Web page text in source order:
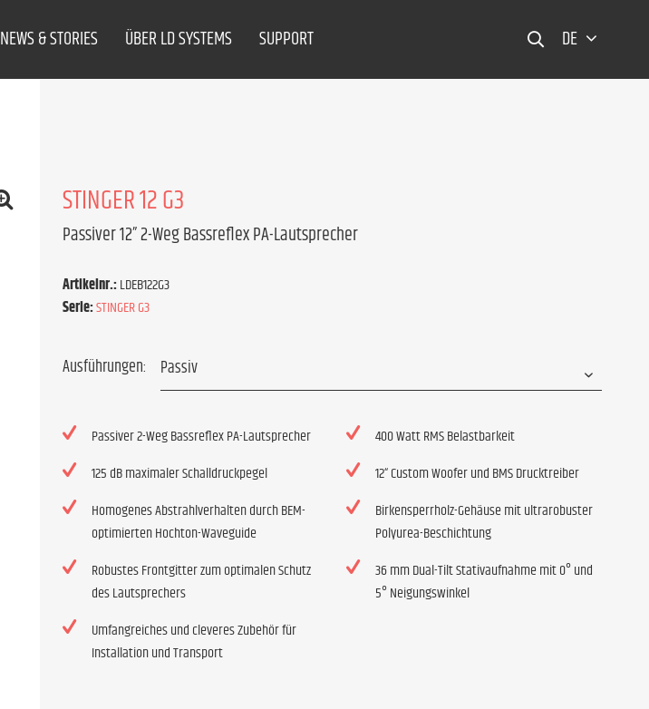
NEWS & STORIES ÜBER LD SYSTEMS SUPPORT DE
STINGER 12 G3
Passiver 12” 2-Weg Bassreflex PA-Lautsprecher
Artikelnr.:LDEB122G3
Serie:STINGER G3
Ausführungen:
Passiver 2-Weg Bassreflex PA-Lautsprecher
400 Watt RMS Belastbarkeit
125 dB maximaler Schalldruckpegel
12“ Custom Woofer und BMS Drucktreiber
Homogenes Abstrahlverhalten durch BEM-
optimierten Hochton-Waveguide
Birkensperrholz-Gehäuse mit ultrarobuster
Polyurea-Beschichtung
Robustes Frontgitter zum optimalen Schutz
des Lautsprechers
36 mm Dual-Tilt Stativaufnahme mit 0° und
5° Neigungswinkel
Umfangreiches und cleveres Zubehör für
Installation und Transport